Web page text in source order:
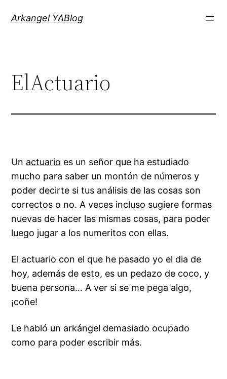
Arkangel YABlog
ElActuario
Un actuario es un señor que ha estudiado
mucho para saber un montón de números y
poder decirte si tus análisis de las cosas son
correctos o no. A veces incluso sugiere formas
nuevas de hacer las mismas cosas, para poder
luego jugar a los numeritos con ellas.
El actuario con el que he pasado yo el dia de
hoy, además de esto, es un pedazo de coco, y
buena persona… A ver si se me pega algo,
¡coñe!
Le habló un arkángel demasiado ocupado
como para poder escribir más.